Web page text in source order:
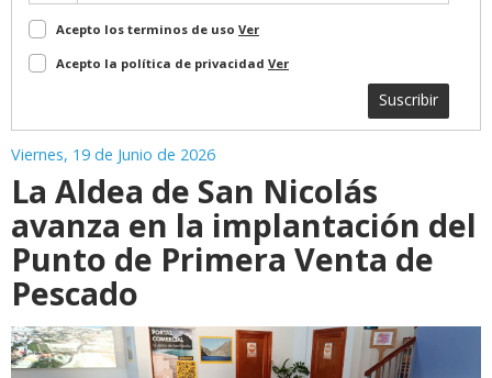
Acepto los terminos de uso Ver
Acepto la política de privacidad Ver
Suscribir
Viernes, 19 de Junio de 2026
La Aldea de San Nicolás
avanza en la implantación del
Punto de Primera Venta de
Pescado